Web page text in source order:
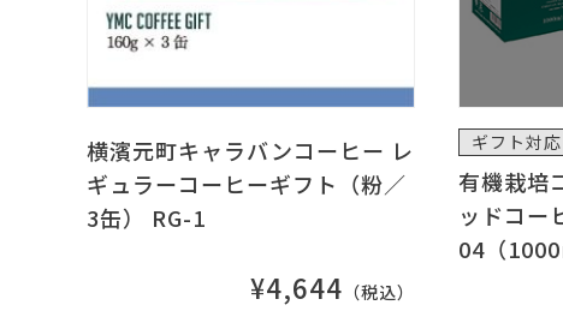
横濱元町キャラバンコーヒー レ
ギュラーコーヒーギフト（粉／
3缶） RG-1
¥4,644 （税込）
ギフト対応
有機栽培
ッドコー
04（